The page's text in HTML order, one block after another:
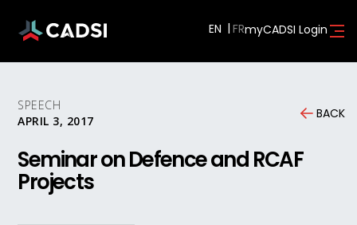
EN myCADSI Login
SPEECH
APRIL 3, 2017
BACK
Seminar on Defence and RCAF
Projects